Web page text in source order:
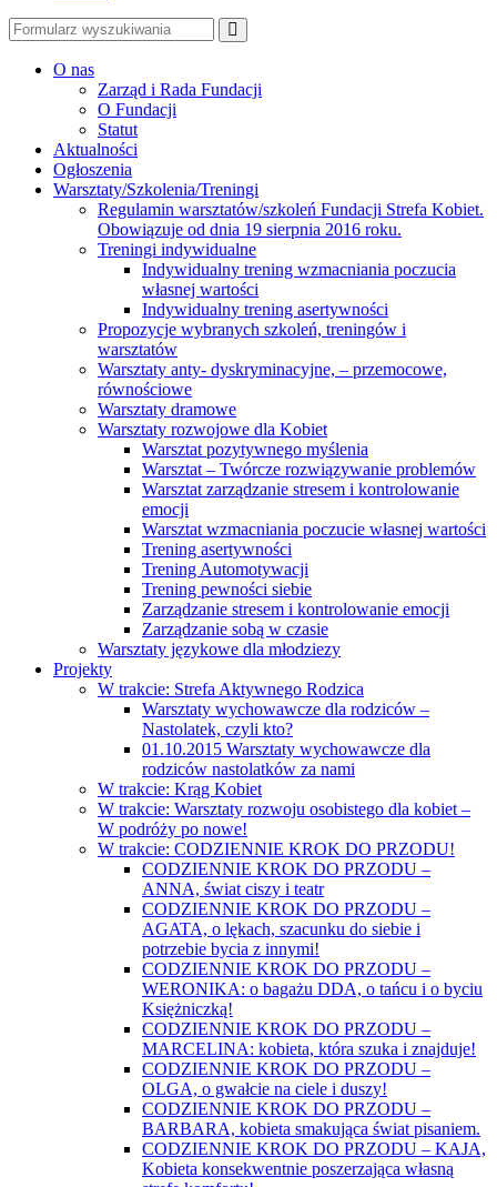
O nas
Zarząd i Rada Fundacji
O Fundacji
Statut
Aktualności
Ogłoszenia
Warsztaty/Szkolenia/Treningi
Regulamin warsztatów/szkoleń Fundacji Strefa Kobiet.
Obowiązuje od dnia 19 sierpnia 2016 roku.
Treningi indywidualne
Indywidualny trening wzmacniania poczucia
własnej wartości
Indywidualny trening asertywności
Propozycje wybranych szkoleń, treningów i
warsztatów
Warsztaty anty- dyskryminacyjne, – przemocowe,
równościowe
Warsztaty dramowe
Warsztaty rozwojowe dla Kobiet
Warsztat pozytywnego myślenia
Warsztat – Twórcze rozwiązywanie problemów
Warsztat zarządzanie stresem i kontrolowanie
emocji
Warsztat wzmacniania poczucie własnej wartości
Trening asertywności
Trening Automotywacji
Trening pewności siebie
Zarządzanie stresem i kontrolowanie emocji
Zarządzanie sobą w czasie
Warsztaty językowe dla młodziezy
Projekty
W trakcie: Strefa Aktywnego Rodzica
Warsztaty wychowawcze dla rodziców –
Nastolatek, czyli kto?
01.10.2015 Warsztaty wychowawcze dla
rodziców nastolatków za nami
W trakcie: Krąg Kobiet
W trakcie: Warsztaty rozwoju osobistego dla kobiet –
W podróży po nowe!
W trakcie: CODZIENNIE KROK DO PRZODU!
CODZIENNIE KROK DO PRZODU –
ANNA, świat ciszy i teatr
CODZIENNIE KROK DO PRZODU –
AGATA, o lękach, szacunku do siebie i
potrzebie bycia z innymi!
CODZIENNIE KROK DO PRZODU –
WERONIKA: o bagażu DDA, o tańcu i o byciu
Księżniczką!
CODZIENNIE KROK DO PRZODU –
MARCELINA: kobieta, która szuka i znajduje!
CODZIENNIE KROK DO PRZODU –
OLGA, o gwałcie na ciele i duszy!
CODZIENNIE KROK DO PRZODU –
BARBARA, kobieta smakująca świat pisaniem.
CODZIENNIE KROK DO PRZODU – KAJA,
Kobieta konsekwentnie poszerzająca własną